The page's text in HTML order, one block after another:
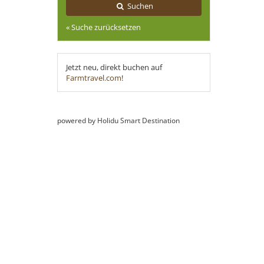
Suchen
« Suche zurücksetzen
Jetzt neu, direkt buchen auf
Farmtravel.com!
powered by Holidu Smart Destination